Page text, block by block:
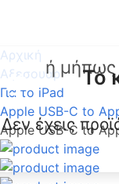
Το
Δεν έχεις
Αρχική
Αξεσουάρ
Για το iPad
Apple USB-C to
Apple USB-C to